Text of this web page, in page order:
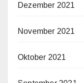
Dezember 2021
November 2021
Oktober 2021